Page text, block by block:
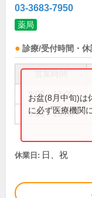
03-3683-7950
薬局
診療/受付時間・休
9:00～13:00
9:00～19:00
お盆(8月中旬)は
に必ず医療機関
休業日: 日、祝